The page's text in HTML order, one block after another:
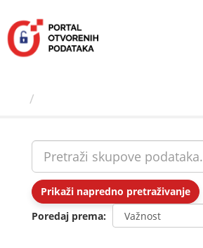
sadržaj
Prikaži napredno pretraživanje
Poredaj prema